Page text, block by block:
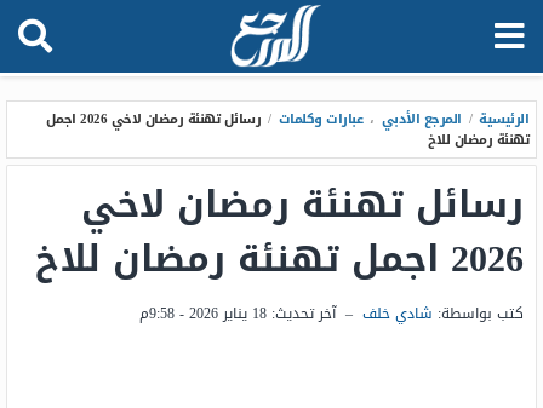
الرئيسية / المرجع الأدبي ، عبارات وكلمات /
رسائل تهنئة رمضان لاخي 2026 اجمل
تهنئة رمضان للاخ
رسائل تهنئة رمضان لاخي
2026 اجمل تهنئة رمضان للاخ
كتب بواسطة: شادي خلف – آخر تحديث: 18 يناير 2026 - 9:58م